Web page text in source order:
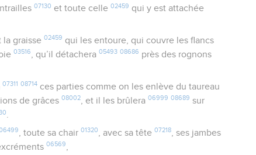
07130 et toute celle02459 qui y est attachée
la graisse 02459 qui les entoure, qui couvre les flancs
03516, qu’il détachera05493 08686 près des rognons
07311 08714ces parties comme on les enlève du taureau
de grâces08002, et il les brûlera06999 08689 sur
.
, toute sa chair 01320 , avec sa tête 07218, ses jambes
06569,